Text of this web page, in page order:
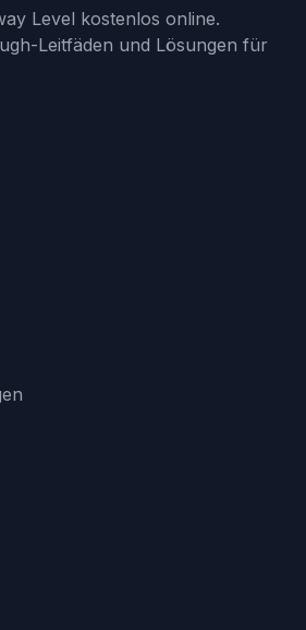
Level kostenlos online.
Leitfäden und Lösungen für